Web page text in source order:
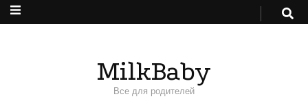
MilkBaby
Все для родителей